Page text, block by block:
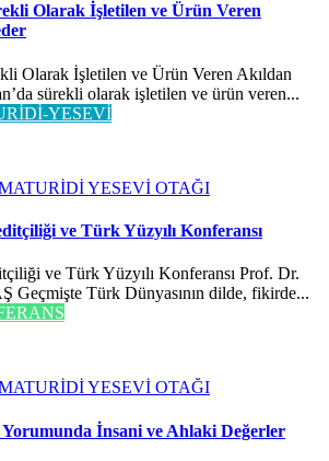
Olarak İşletilen ve Ürün Veren
Olarak İşletilen ve Ürün Veren Akıldan
sürekli olarak işletilen ve ürün veren...
YESEVİ
YESEVİ OTAĞI
ve Türk Yüzyılı Konferansı
ve Türk Yüzyılı Konferansı Prof. Dr.
Geçmişte Türk Dünyasının dilde, fikirde...
YESEVİ OTAĞI
Yorumunda İnsani ve Ahlaki Değerler